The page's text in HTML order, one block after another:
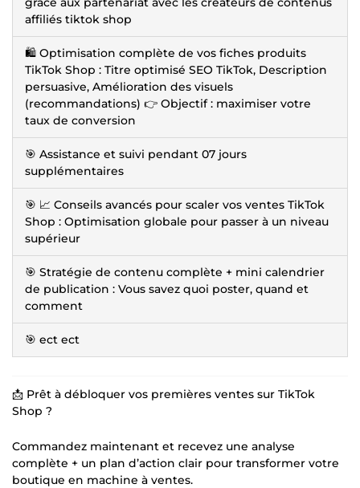
affiliés tiktok shop
🛍️ Optimisation complète de vos fiches produits
TikTok Shop : Titre optimisé SEO TikTok, Description
persuasive, Amélioration des visuels
(recommandations) 👉 Objectif : maximiser votre
taux de conversion
🎯 Assistance et suivi pendant 07 jours
supplémentaires
🎯 📈 Conseils avancés pour scaler vos ventes TikTok
Shop : Optimisation globale pour passer à un niveau
supérieur
🎯 Stratégie de contenu complète + mini calendrier
de publication : Vous savez quoi poster, quand et
comment
🎯 ect ect
📩 Prêt à débloquer vos premières ventes sur TikTok
Shop ?
Commandez maintenant et recevez une analyse
complète + un plan d’action clair pour transformer votre
boutique en machine à ventes.